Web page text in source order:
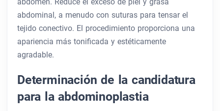
abdomen. Reduce el exceso de piel y grasa
abdominal, a menudo con suturas para tensar el
tejido conectivo. El procedimiento proporciona una
apariencia más tonificada y estéticamente
agradable.
Determinación de la candidatura
para la abdominoplastia